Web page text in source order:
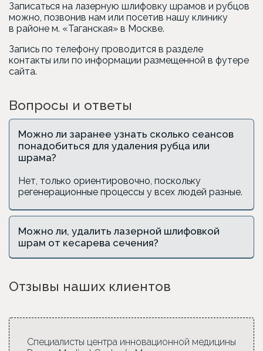
Записаться на лазерную шлифовку шрамов и рубцов
можно, позвонив нам или посетив нашу клинику
в районе м. «Таганская» в Москве.
Запись по телефону проводится в разделе
контакты или по информации размещенной в футере
сайта.
Вопросы и ответы
Можно ли заранее узнать сколько сеансов
понадобиться для удаления рубца или
шрама?
Нет, только ориентировочно, поскольку
регенерационные процессы у всех людей разные.
Можно ли, удалить лазерной шлифовкой
шрам от кесарева сечения?
Отзывы наших клиентов
Специалисты центра инновационной медицины